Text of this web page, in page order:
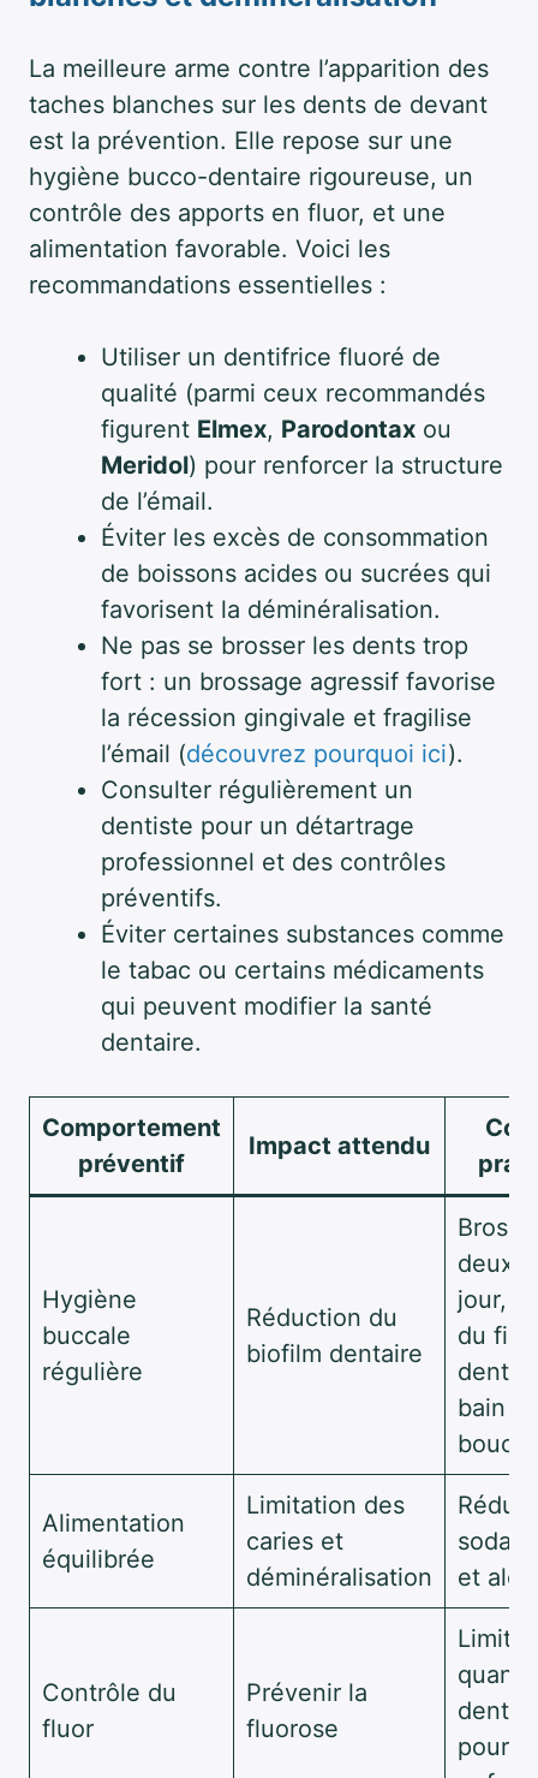
La meilleure arme contre l’apparition des
taches blanches sur les dents de devant
est la prévention. Elle repose sur une
hygiène bucco-dentaire rigoureuse, un
contrôle des apports en fluor, et une
alimentation favorable. Voici les
recommandations essentielles :
Utiliser un dentifrice fluoré de
qualité (parmi ceux recommandés
figurent Elmex, Parodontax ou
Meridol) pour renforcer la structure
de l’émail.
Éviter les excès de consommation
de boissons acides ou sucrées qui
favorisent la déminéralisation.
Ne pas se brosser les dents trop
fort : un brossage agressif favorise
la récession gingivale et fragilise
l’émail (découvrez pourquoi ici).
Consulter régulièrement un
dentiste pour un détartrage
professionnel et des contrôles
préventifs.
Éviter certaines substances comme
le tabac ou certains médicaments
qui peuvent modifier la santé
dentaire.
Comportement
préventif
Impact attendu
Hygiène
buccale
régulière
Réduction du
biofilm dentaire
deux
jour,
du fil
bain
Alimentation
équilibrée
Limitation des
caries et
déminéralisation
et
Contrôle du
fluor
Prévenir la
fluorose
pour